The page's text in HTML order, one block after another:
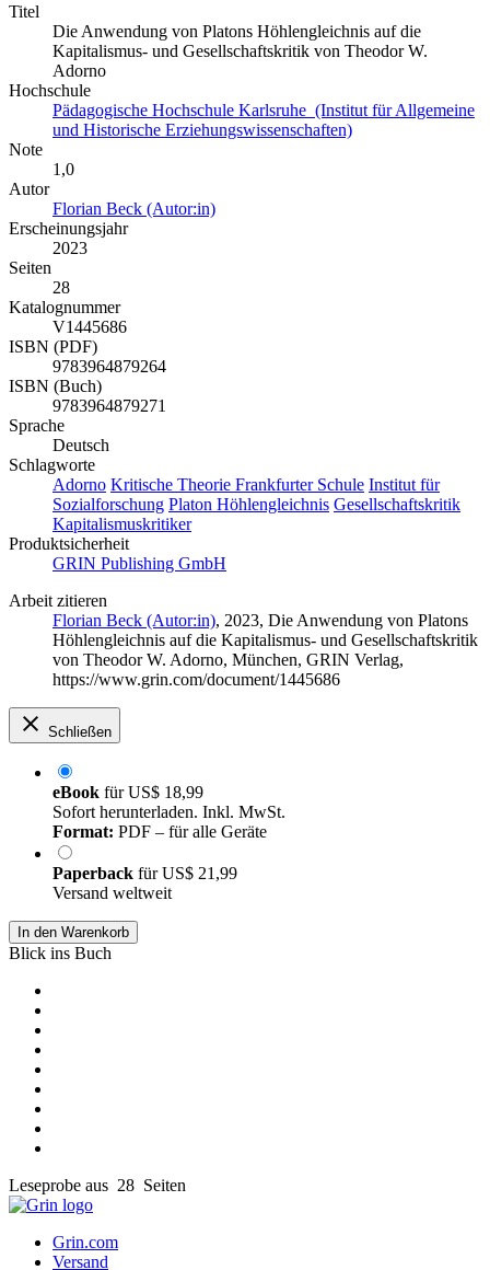
Titel
Die Anwendung von Platons Höhlengleichnis auf die
Kapitalismus- und Gesellschaftskritik von Theodor W.
Adorno
Hochschule
Pädagogische Hochschule Karlsruhe (Institut für Allgemeine
und Historische Erziehungswissenschaften)
Note
1,0
Autor
Florian Beck (Autor:in)
Erscheinungsjahr
2023
Seiten
28
Katalognummer
V1445686
ISBN (PDF)
9783964879264
ISBN (Buch)
9783964879271
Sprache
Deutsch
Schlagworte
Adorno Kritische Theorie Frankfurter Schule Institut für
Sozialforschung Platon Höhlengleichnis Gesellschaftskritik
Kapitalismuskritiker
Produktsicherheit
GRIN Publishing GmbH
Arbeit zitieren
Florian Beck (Autor:in), 2023, Die Anwendung von Platons
Höhlengleichnis auf die Kapitalismus- und Gesellschaftskritik
von Theodor W. Adorno, München, GRIN Verlag,
https://www.grin.com/document/1445686
Schließen
eBook fürUS$ 18,99
Sofort herunterladen. Inkl. MwSt.
Format: PDF – für alle Geräte
Paperback fürUS$ 21,99
Versand weltweit
In den Warenkorb
Blick ins Buch
Leseprobe aus 28 Seiten
Grin.com
Versand